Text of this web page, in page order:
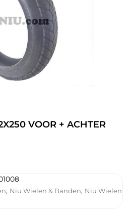
VOOR + ACHTER
, Niu Wielen & Banden, Niu Wielen